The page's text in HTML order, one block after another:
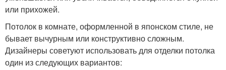
или прихожей.
Потолок в комнате, оформленной в японском стиле, не
бывает вычурным или конструктивно сложным.
Дизайнеры советуют использовать для отделки потолка
один из следующих вариантов: